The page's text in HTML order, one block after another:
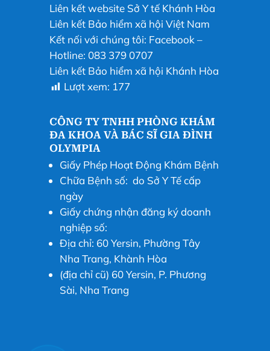
Liên kết website Sở Y tế Khánh Hòa
Liên kết Bảo hiểm xã hội Việt Nam
Kết nối với chúng tôi: Facebook –
Hotline: 083 379 0707
Liên kết Bảo hiểm xã hội Khánh Hòa
Lượt xem: 177
CÔNG TY TNHH PHÒNG KHÁM
ĐA KHOA VÀ BÁC SĨ GIA ĐÌNH
OLYMPIA
Giấy Phép Hoạt Động Khám Bệnh
Chữa Bệnh số: do Sở Y Tế cấp
ngày
Giấy chứng nhận đăng ký doanh
nghiệp số:
Địa chỉ: 60 Yersin, Phường Tây
Nha Trang, Khành Hòa
(địa chỉ cũ) 60 Yersin, P. Phương
Sài, Nha Trang